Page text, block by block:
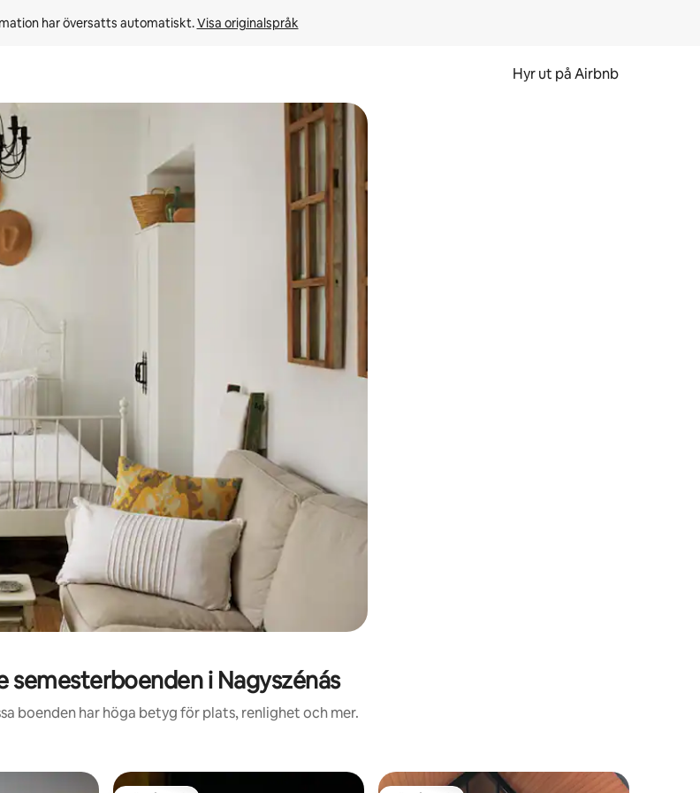
har översatts automatiskt. Visa originalspråk
Hyr ut på Airbnb
eller utforska genom att trycka eller svepa.
semesterboenden i Nagyszénás
boenden har höga betyg för plats, renlighet och mer.